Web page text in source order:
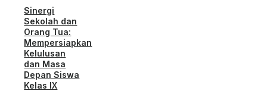
Sinergi
Sekolah dan
Orang Tua:
Mempersiapkan
Kelulusan
dan Masa
Depan Siswa
Kelas IX